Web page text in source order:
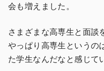
会も増えました。
さまざまな高専生と面談
やっぱり高専生というの
た学生なんだなと感じて